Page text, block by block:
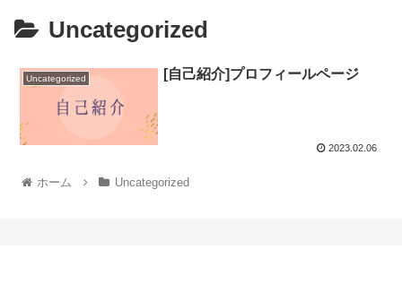
Uncategorized
Uncategorized [自己紹介]プロフィールページ
2023.02.06
ホーム Uncategorized